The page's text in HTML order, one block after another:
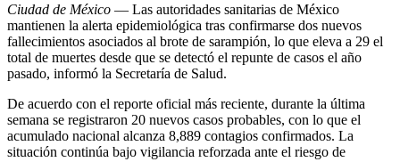
Ciudad de México — Las autoridades sanitarias de México
mantienen la alerta epidemiológica tras confirmarse dos nuevos
fallecimientos asociados al brote de sarampión, lo que eleva a 29 el
total de muertes desde que se detectó el repunte de casos el año
pasado, informó la Secretaría de Salud.
De acuerdo con el reporte oficial más reciente, durante la última
semana se registraron 20 nuevos casos probables, con lo que el
acumulado nacional alcanza 8,889 contagios confirmados. La
situación continúa bajo vigilancia reforzada ante el riesgo de